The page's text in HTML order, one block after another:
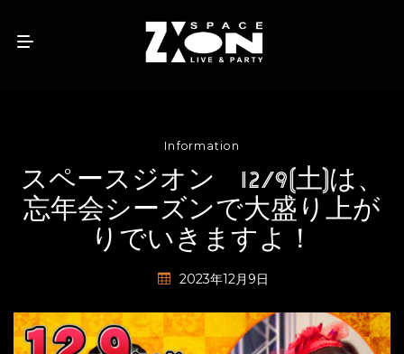
Information
スペースジオン 12/9(土)は、
忘年会シーズンで大盛り上が
りでいきますよ！
2023年12月9日